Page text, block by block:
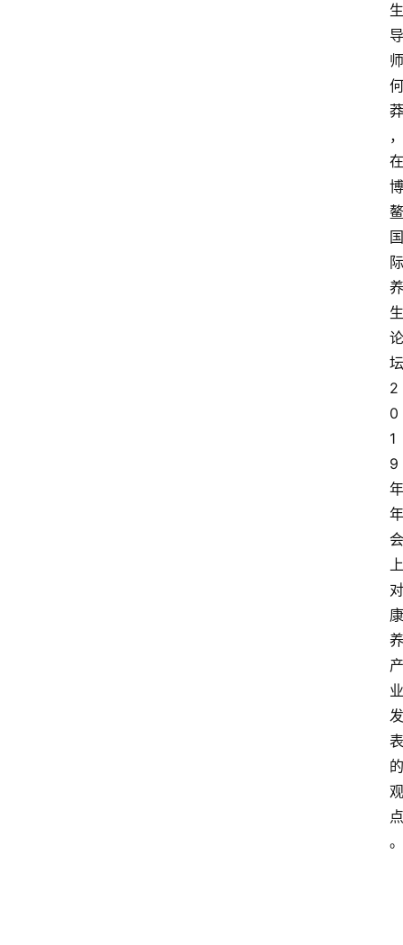
生
导
师
何
莽
，
在
博
鳌
国
际
养
生
论
坛
2
0
1
9
年
年
会
上
对
康
养
产
业
发
表
的
观
点
。